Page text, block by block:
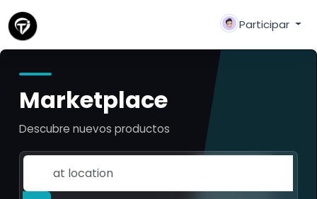
Participar
Marketplace
Descubre nuevos productos